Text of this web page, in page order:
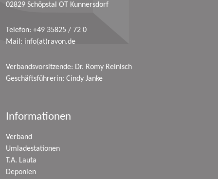
02829 Schöpstal OT Kunnersdorf
Telefon: +49 35825 / 72 0
Mail: info(at)ravon.de
Verbandsvorsitzende: Dr. Romy Reinisch
Geschäftsführerin: Cindy Janke
Informationen
Verband
Umladestationen
T.A. Lauta
Deponien